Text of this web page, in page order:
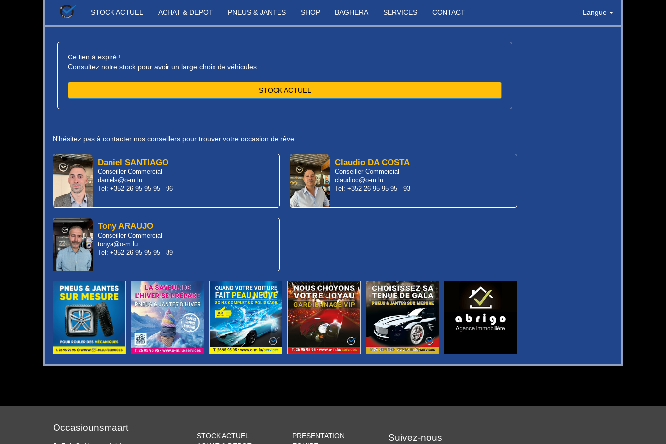
STOCK ACTUEL ACHAT & DEPOT PNEUS & JANTES SHOP BAGHERA SERVICES CONTACT Langue
Ce lien à expiré !
Consultez notre stock pour avoir un large choix de véhicules.
STOCK ACTUEL
N'hésitez pas à contacter nos conseillers pour trouver votre occasion de rêve
Daniel SANTIAGO
Conseiller Commercial
daniels@o-m.lu
Tel: +352 26 95 95 95 - 96
Claudio DA COSTA
Conseiller Commercial
claudioc@o-m.lu
Tel: +352 26 95 95 95 - 93
Tony ARAUJO
Conseiller Commercial
tonya@o-m.lu
Tel: +352 26 95 95 95 - 89
Occasiounsmaart
STOCK ACTUEL
PRESENTATION
Suivez-nous